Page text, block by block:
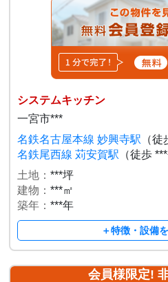
システムキッチン
一宮市***
名鉄名古屋本線 妙興寺駅 （徒
名鉄尾西線 苅安賀駅 （徒歩 ***
土地：***坪
建物：***㎡
築年：***年
＋特徴・設備
会員様限定!